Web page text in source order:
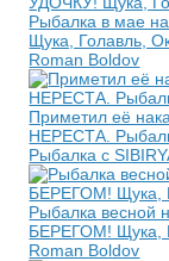
Рыбалка в мае
Щука, Голавль,
Roman Boldov
Приметил её
НЕРЕСТА.
Рыбалка с
Рыбалка
БЕРЕГОМ! Щука,
Roman Boldov